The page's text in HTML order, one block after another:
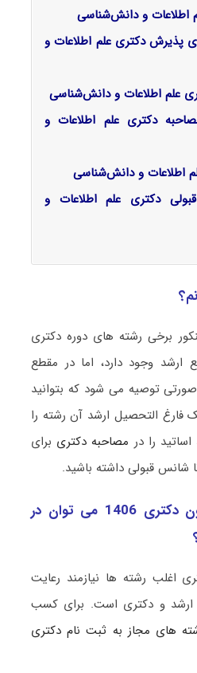
اطلاعات و دانش‌شناسی
پذیرش دکتری علم اطلاعات و
علم اطلاعات و دانش‌شناسی
دکتری علم اطلاعات و
اطلاعات و دانش‌شناسی
دکتری علم اطلاعات و
برخی رشته های دوره دکتری
ارشد وجود دارد، اما در مقطع
صورتی توصیه می شود که بتوانید
فارغ التحصیل ارشد آن رشته را
را در مصاحبه دکتری برای
شانس قبولی داشته باشید.
آیا برای شرکت در آزمون دکتری 1406 می توان در
اغلب رشته ها نیازمند رعایت
و دکتری است. برای کسب
های مجاز به ثبت نام دکتری